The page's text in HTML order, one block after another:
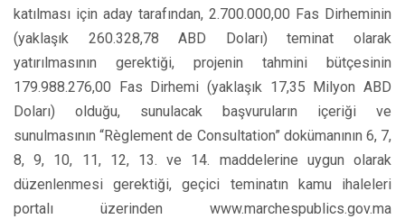
katılması için aday tarafından, 2.700.000,00 Fas Dirheminin
(yaklaşık 260.328,78 ABD Doları) teminat olarak
yatırılmasının gerektiği, projenin tahmini bütçesinin
179.988.276,00 Fas Dirhemi (yaklaşık 17,35 Milyon ABD
Doları) olduğu, sunulacak başvuruların içeriği ve
sunulmasının “Règlement de Consultation” dokümanının 6, 7,
8, 9, 10, 11, 12, 13. ve 14. maddelerine uygun olarak
düzenlenmesi gerektiği, geçici teminatın kamu ihaleleri
portalı üzerinden www.marchespublics.gov.ma